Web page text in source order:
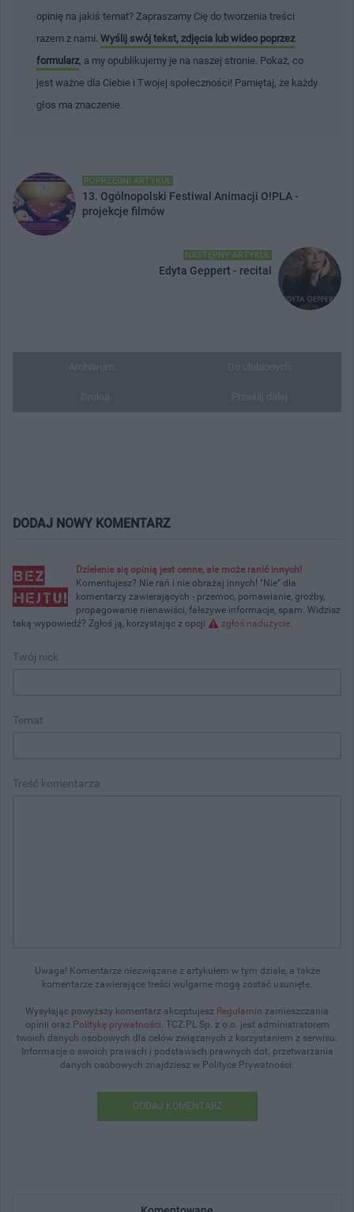
opinię na jakiś temat? Zapraszamy Cię do tworzenia treści
razem z nami. Wyślij swój tekst, zdjęcia lub wideo poprzez
formularz , a my opublikujemy je na naszej stronie. Pokaż, co
jest ważne dla Ciebie i Twojej społeczności! Pamiętaj, że każdy
głos ma znaczenie.
POPRZEDNI ARTYKUŁ
13. Ogólnopolski Festiwal Animacji O!PLA -
projekcje filmów
NASTĘPNY ARTYKUŁ
Edyta Geppert - recital
DODAJ NOWY KOMENTARZ
Dzielenie się opinią jest cenne, ale może ranić innych!
Komentujesz? Nie rań i nie obrażaj innych! "Nie" dla
komentarzy zawierających - przemoc, pomawianie, groźby,
propagowanie nienawiści, fałszywe informacje, spam. Widzisz
taką wypowiedź? Zgłoś ją, korzystając z opcji
zgłoś nadużycie.
Twój nick
Temat
Treść komentarza
Uwaga! Komentarze niezwiązane z artykułem w tym dziale, a także
komentarze zawierające treści wulgarne mogą zostać usunięte.
Wysyłając powyższy komentarz akceptujesz Regulamin zamieszczania
opinii oraz Politykę prywatności. TCZ.PL Sp. z o.o. jest administratorem
twoich danych osobowych dla celów związanych z korzystaniem z serwisu.
Informacje o swoich prawach i podstawach prawnych dot. przetwarzania
danych osobowych znajdziesz w Polityce Prywatności.
DODAJ KOMENTARZ